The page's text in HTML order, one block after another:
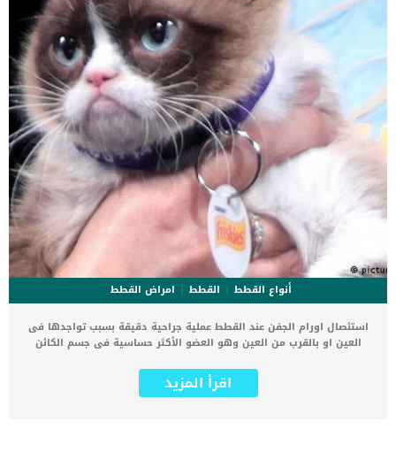
أنواع القطط القطط
امراض القطط
استئصال اورام الجفن عند القطط عملية جراحية دقيقة بسبب تواجدها فى
العين او بالقرب من العين وهو العضو الأكثر حساسية فى جسم الكائن
دقيق, فبمجرد النظر ستعرف ان قطتك لديها ورم بالجفن. إزالة اى اورام
من جسم القطة حتى وإن تسببت فى استئصال الى أجزاء من جسدها فهو
اقرأ المزيد